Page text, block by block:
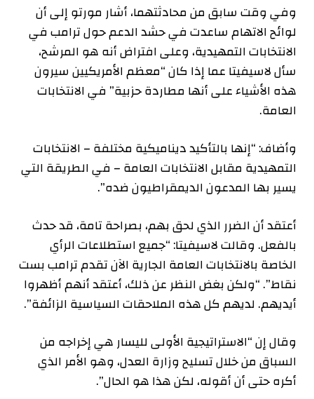
وفي وقت سابق من محادثتهما، أشار مورتو إلى أن
لوائح الاتهام ساعدت في حشد الدعم حول ترامب في
الانتخابات التمهيدية، وعلى افتراض أنه هو المرشح،
سأل لاسيفيتا عما إذا كان “معظم الأمريكيين سيرون
هذه الأشياء على أنها مطاردة حزبية” في الانتخابات
العامة.
وأضاف: “إنها بالتأكيد ديناميكية مختلفة – الانتخابات
التمهيدية مقابل الانتخابات العامة – في الطريقة التي
يسير بها المدعون الديمقراطيون ضده”.
أعتقد أن الضرر الذي لحق بهم، بصراحة تامة، قد حدث
بالفعل. وقالت لاسيفيتا: “جميع استطلاعات الرأي
الخاصة بالانتخابات العامة الجارية الآن تقدم ترامب بست
نقاط”. “ولكن بغض النظر عن ذلك، أعتقد أنهم أظهروا
أيديهم. لديهم كل هذه الملاحقات السياسية الزائفة”.
وقال إن “الاستراتيجية الأولى لليسار هي إخراجه من
السباق من خلال تسليح وزارة العدل، وهو الأمر الذي
أكره حتى أن أقوله، لكن هذا هو الحال”.